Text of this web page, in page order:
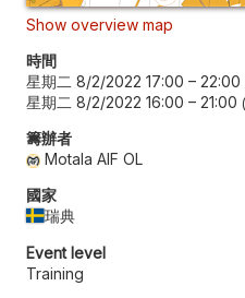
Show overview map
時間
星期二 8/2/2022 17:00 – 22:00
星期二 8/2/2022 16:00 – 21:00
籌辦者
Motala AIF OL
國家
瑞典
Event level
Training